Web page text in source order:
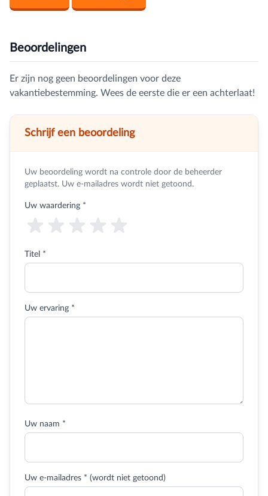
Beoordelingen
Er zijn nog geen beoordelingen voor deze
vakantiebestemming. Wees de eerste die er een achterlaat!
Schrijf een beoordeling
Uw beoordeling wordt na controle door de beheerder
geplaatst. Uw e-mailadres wordt niet getoond.
Uw waardering *
Titel *
Uw ervaring *
Uw naam *
Uw e-mailadres * (wordt niet getoond)